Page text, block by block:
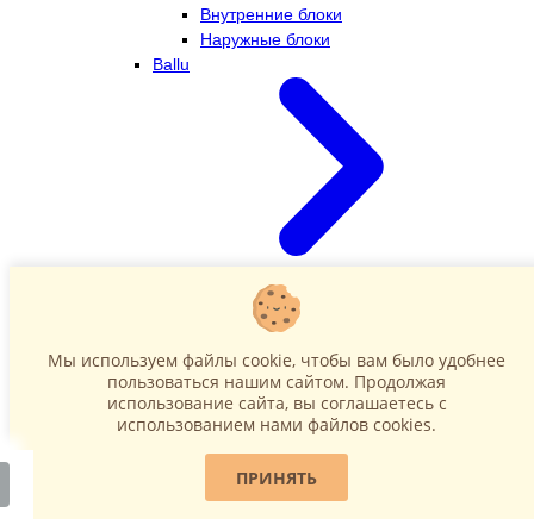
Внутренние блоки
Наружные блоки
Ballu
Наружные блоки
Мы используем файлы cookie, чтобы вам было удобнее
пользоваться нашим сайтом. Продолжая
использование сайта, вы соглашаетесь c
использованием нами файлов cookies.
ПРИНЯТЬ